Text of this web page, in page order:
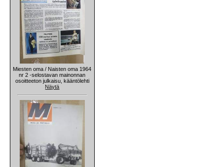
Miesten oma / Naisten oma 1964
nr 2 -selostavan mainonnan
osoitteeton julkaisu, kääntölehti
Näytä